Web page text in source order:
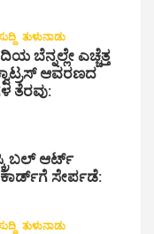
ತುಳುನಾಡು
ಬೆನ್ನಲ್ಲೇ ಎಚ್ಚೆತ್ತ
ಆವರಣದ
ತೆರವು:
ಆರ್ಟ್
ಸೇರ್ಪಡೆ:
ತುಳುನಾಡು